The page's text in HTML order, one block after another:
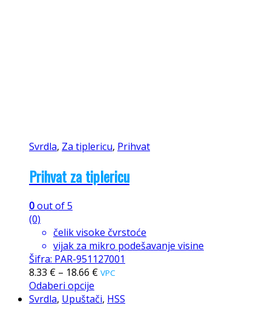
Svrdla, Za tiplericu, Prihvat
Prihvat za tiplericu
0out of 5
(0)
čelik visoke čvrstoće
vijak za mikro podešavanje visine
Šifra: PAR-951127001
8.33 € – 18.66 € VPC
Odaberi opcije
Svrdla, Upuštači, HSS